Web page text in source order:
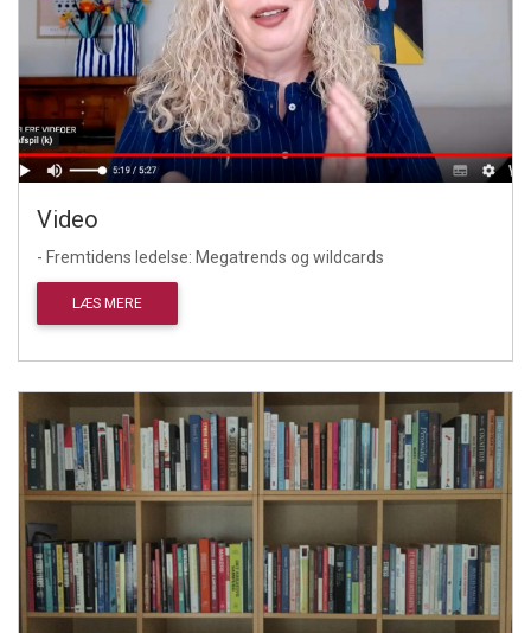
Video
- Fremtidens ledelse: Megatrends og wildcards
LÆS MERE